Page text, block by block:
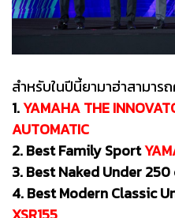
สำหรับในปีนี้ยามาฮ่าสามาร
1.YAMAHA THE
AUTOMATIC
2. Best Family Sport
3. Best Naked Under 250
4. Best Modern Classic